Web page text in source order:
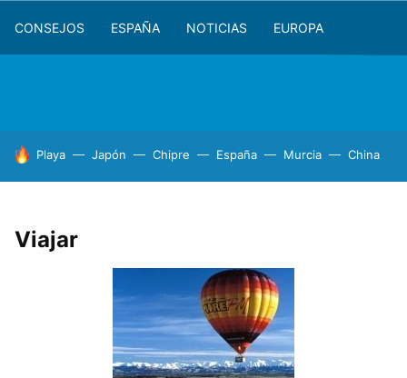
CONSEJOS ESPAÑA NOTICIAS EUROPA
HOY SE HABLA DE
Playa Japón Chipre España Murcia China
Viajar